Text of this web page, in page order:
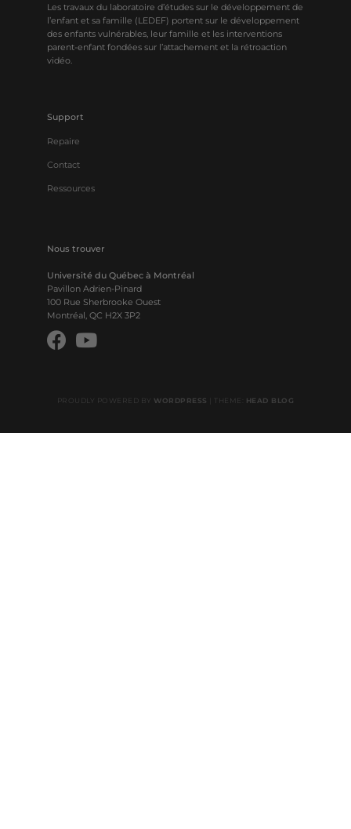
Les travaux du laboratoire d’études sur le développement de
l’enfant et sa famille (LEDEF) portent sur le développement
des enfants vulnérables, leur famille et les interventions
parent-enfant fondées sur l’attachement et la rétroaction
vidéo.
Support
Repaire
Contact
Ressources
Nous trouver
Université du Québec à Montréal
Pavillon Adrien-Pinard
100 Rue Sherbrooke Ouest
Montréal, QC H2X 3P2
PROUDLY POWERED BY WORDPRESS THEME: HEAD BLOG